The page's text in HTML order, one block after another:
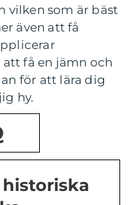
vilken som är bäst
även att få
få en jämn och
för att lära dig
hy.